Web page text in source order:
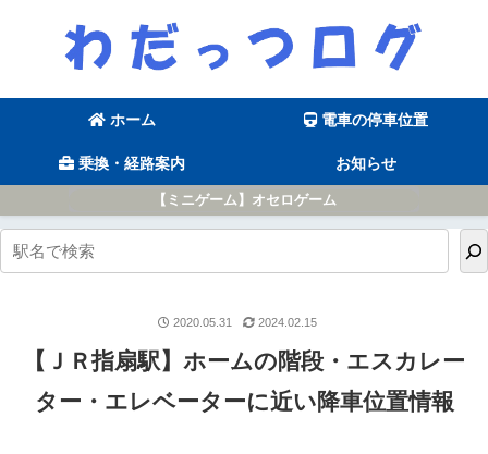
ホーム 電車の停車位置
乗換・経路案内 お知らせ
【ミニゲーム】オセロゲーム
【ＪＲ指扇駅】ホームの階段・エスカレー
ター・エレベーターに近い降車位置情報
2020.05.31 2024.02.15